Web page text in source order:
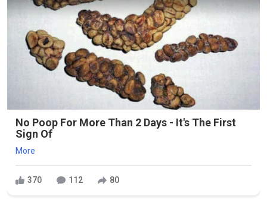
No Poop For More Than 2 Days - It's The First
Sign Of
More
370 112 80